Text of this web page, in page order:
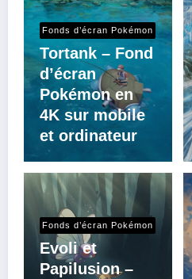
Fonds d’écran Pokémon
Tortank – Fond
d’écran
Pokémon en
4K sur mobile
et ordinateur
Fonds d’écran Pokémon
Evoli et
Papilusion –